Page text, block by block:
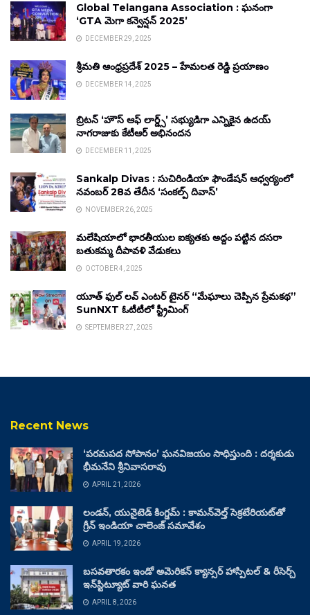
Global Telangana Association : ఘనంగా
‘GTA మెగా కన్వెన్షన్ 2025’
DECEMBER 29, 2025
శ్రీమతి ఆంధ్రప్రదేశ్ 2025 – హేమలత రెడ్డి ప్రయాణం
DECEMBER 14, 2025
బ్రిటన్ ‘హౌస్ ఆఫ్ లార్డ్స్’ సభ్యుడిగా ఎన్నికైన ఉదయ్
నాగరాజుకు కేటీఆర్ అభినందన
DECEMBER 11, 2025
Sankalp Divas : సుచిరిండియా ఫౌండేషన్ ఆధ్వర్యంలో
నవంబర్ 28వ తేదీన ‘సంకల్ప్ దివాస్’
NOVEMBER 26, 2025
మలేషియాలో భారతీయుల ఐక్యతకు అద్దం పట్టిన దసరా
బతుకమ్మ దీపావళి వేడుకలు
OCTOBER 4, 2025
యూత్ ఫుల్ లవ్ ఎంటర్ టైనర్ “మేఘాలు చెప్పిన ప్రేమకథ”
SunNXT ఓటీటీలో స్ట్రీమింగ్
SEPTEMBER 27, 2025
Recent News
‘పరమపద సోపానం’ ఘనవిజయం సాధిస్తుంది : దర్శకుడు
భీమనేని శ్రీనివాసరావు
APRIL 21, 2026
లండన్, యునైటెడ్ కింగ్డమ్ : కామన్‌వెల్త్ సెక్రటేరియట్‌తో
గ్రీన్ ఇండియా చాలెంజ్ సమావేశం
APRIL 19, 2026
బసవతారకం ఇండో అమెరికన్ క్యాన్సర్ హాస్పిటల్ & రీసెర్చ్
ఇన్‌స్టిట్యూట్ వారి ఘనత
APRIL 8, 2026